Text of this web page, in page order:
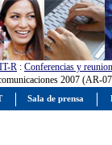
R : Conferencias y
2007 (AR-
Sala de prensa